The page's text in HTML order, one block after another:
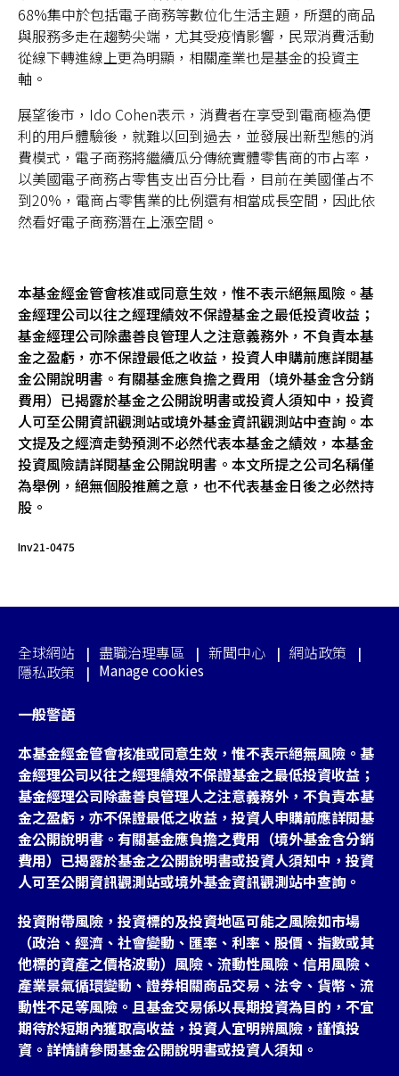
68%集中於包括電子商務等數位化生活主題，所選的商品
與服務多走在趨勢尖端，尤其受疫情影響，民眾消費活動
從線下轉進線上更為明顯，相關產業也是基金的投資主
軸。
展望後市，Ido Cohen表示，消費者在享受到電商極為便
利的用戶體驗後，就難以回到過去，並發展出新型態的消
費模式，電子商務將繼續瓜分傳統實體零售商的市占率，
以美國電子商務占零售支出百分比看，目前在美國僅占不
到20%，電商占零售業的比例還有相當成長空間，因此依
然看好電子商務潛在上漲空間。
本基金經金管會核准或同意生效，惟不表示絕無風險。基
金經理公司以往之經理績效不保證基金之最低投資收益；
基金經理公司除盡善良管理人之注意義務外，不負責本基
金之盈虧，亦不保證最低之收益，投資人申購前應詳閱基
金公開說明書。有關基金應負擔之費用（境外基金含分銷
費用）已揭露於基金之公開說明書或投資人須知中，投資
人可至公開資訊觀測站或境外基金資訊觀測站中查詢。本
文提及之經濟走勢預測不必然代表本基金之績效，本基金
投資風險請詳閱基金公開說明書。本文所提之公司名稱僅
為舉例，絕無個股推薦之意，也不代表基金日後之必然持
股。
Inv21-0475
全球網站 盡職治理專區 新聞中心
網站政策
隱私政策
Manage cookies
一般警語
本基金經金管會核准或同意生效，惟不表示絕無風險。基
金經理公司以往之經理績效不保證基金之最低投資收益；
基金經理公司除盡善良管理人之注意義務外，不負責本基
金之盈虧，亦不保證最低之收益，投資人申購前應詳閱基
金公開說明書。有關基金應負擔之費用（境外基金含分銷
費用）已揭露於基金之公開說明書或投資人須知中，投資
人可至公開資訊觀測站或境外基金資訊觀測站中查詢。
投資附帶風險，投資標的及投資地區可能之風險如市場
（政治、經濟、社會變動、匯率、利率、股價、指數或其
他標的資產之價格波動）風險、流動性風險、信用風險、
產業景氣循環變動、證券相關商品交易、法令、貨幣、流
動性不足等風險。且基金交易係以長期投資為目的，不宜
期待於短期內獲取高收益，投資人宜明辨風險，謹慎投
資。詳情請參閱基金公開說明書或投資人須知。